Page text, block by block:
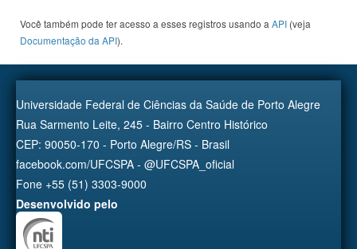
Você também pode ter acesso a esses registros usando a API (veja
Documentação da API).
Universidade Federal de Ciências da Saúde de Porto Alegre
Rua Sarmento Leite, 245 - Bairro Centro Histórico
CEP: 90050-170 - Porto Alegre/RS - Brasil
facebook.com/UFCSPA - @UFCSPA_oficial
Fone +55 (51) 3303-9000
Desenvolvido pelo